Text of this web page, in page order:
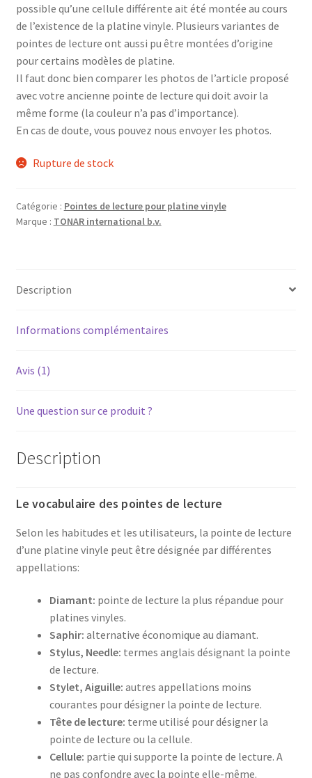
possible qu’une cellule différente ait été montée au cours
de l’existence de la platine vinyle. Plusieurs variantes de
pointes de lecture ont aussi pu être montées d’origine
pour certains modèles de platine.
Il faut donc bien comparer les photos de l’article proposé
avec votre ancienne pointe de lecture qui doit avoir la
même forme (la couleur n’a pas d’importance).
En cas de doute, vous pouvez nous envoyer les photos.
Rupture de stock
Catégorie : Pointes de lecture pour platine vinyle
Marque : TONAR international b.v.
Description
Informations complémentaires
Avis (1)
Une question sur ce produit ?
Description
Le vocabulaire des pointes de lecture
Selon les habitudes et les utilisateurs, la pointe de lecture
d’une platine vinyle peut être désignée par différentes
appellations:
Diamant: pointe de lecture la plus répandue pour
platines vinyles.
Saphir: alternative économique au diamant.
Stylus, Needle: termes anglais désignant la pointe
de lecture.
Stylet, Aiguille: autres appellations moins
courantes pour désigner la pointe de lecture.
Tête de lecture: terme utilisé pour désigner la
pointe de lecture ou la cellule.
Cellule: partie qui supporte la pointe de lecture. A
ne pas confondre avec la pointe elle-même.